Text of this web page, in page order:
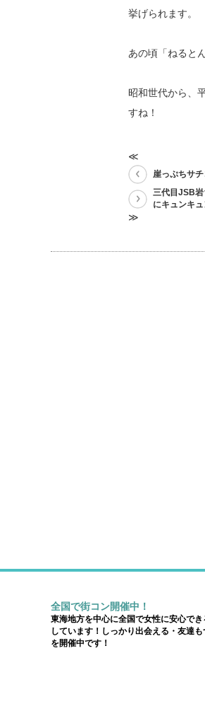
挙げられます。
あの頃「ねると
昭和世代から、
すね！
≪
崖っぷちサ
三代目JSB
にキュンキ
≫
全国で街コン開催中！
東海地方を中心に全国で女性に安心で
しています！しっかり出会える・友達
を開催中です！